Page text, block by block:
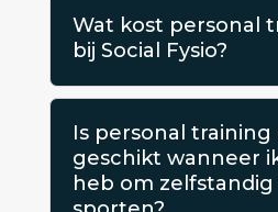
Wat kost personal
bij Social Fysio?
Is personal training
geschikt wanneer
heb om